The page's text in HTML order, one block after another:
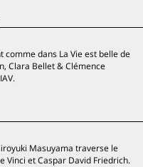
dans La Vie est belle de
Clara Bellet & Clémence
Masuyama traverse le
Vinci et Caspar David Friedrich.